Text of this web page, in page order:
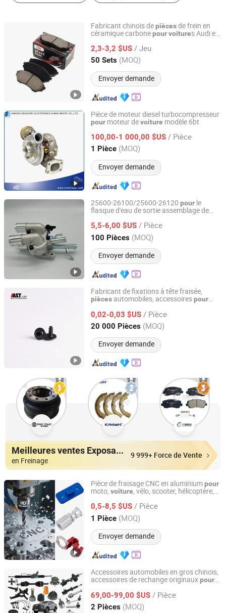
Fabricant chinois depiècesde frein en
céramique carbonepourvoitures Audi en
2,3-3,2 $US / Jeu
50 Sets (MOQ)
Envoyer demande
Rizhao DSS International Trading Co., Ltd.
Shandong, China Depuis 2024
Pièce de moteur diesel turbocompresseur
pour moteur devoiture modèle 6bt
100,00-1 000,00 $US / Pièce
1 Pièce (MOQ)
Envoyer demande
Jiangsu Sunlord Electronics & Machinery Co., Ltd.
Jiangsu, China Depuis 2010
25600-26100/25600-26120 pour le
flasque d'eau de sortie assemblage de
auto
5,5-6,00 $US / Pièce
100 Pièces (MOQ)
Envoyer demande
Suzhou Jiarun Auto Parts Co., Ltd
Anhui, China Depuis 2024
Fabricant de fixations à tête fraisée,
pièces automobiles, accessoirespour
0,02-0,03 $US / Pièce
20 000 Pièces (MOQ)
Envoyer demande
Guangzhou Zhongbiao Automotive Technology Co., Ltd.
Guangdong, China Depuis 2026
Meilleures ventes Exposants
en Freinage
9 999+ Force de Vente
Pièce de fraisage CNC en aluminiumpour
moto, voiture, vélo, scooter, hélicoptère,
automobiles
0,5-8,5 $US / Pièce
1 Pièce (MOQ)
Envoyer demande
Xiamen MX Machining Co., Ltd.
Fujian, China Depuis 2025
Accessoires automobiles en gros chinois,
accessoires de rechange originauxpour
J3 J5 J7 V7 K7 K5piècesde rechange
automobiles
69,00-99,00 $US / Pièce
2 Pièces (MOQ)
Chongqing Fosmire Import & Export Co., Ltd.
Chongqing, China Depuis 2025